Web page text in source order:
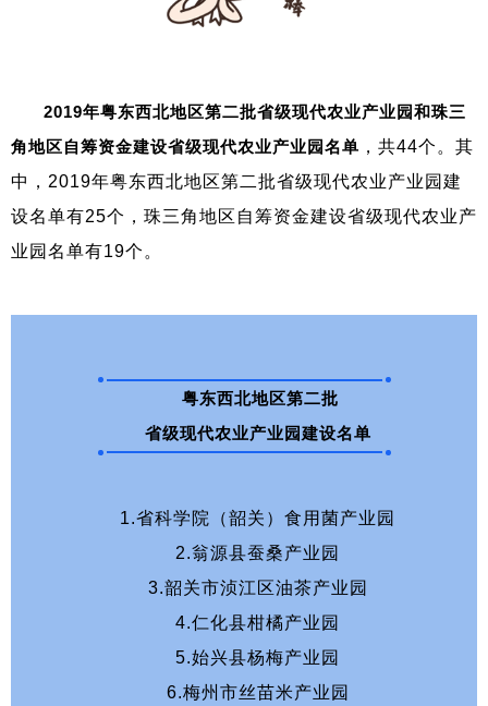
2019年粤东西北地区第二批省级现代农业产业园和珠三
角地区自筹资金建设省级现代农业产业园名单 ，共44个。其
中，2019年粤东西北地区第二批省级现代农业产业园建
设名单有25个，珠三角地区自筹资金建设省级现代农业产
业园名单有19个。
粤东西北地区第二批
省级现代农业产业园建设名单
1.省科学院（韶关）食用菌产业园
2.翁源县蚕桑产业园
3.韶关市浈江区油茶产业园
4.仁化县柑橘产业园
5.始兴县杨梅产业园
6.梅州市丝苗米产业园